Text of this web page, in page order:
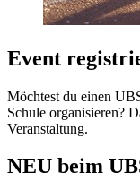
Event
Möchtest du einen
Schule organisieren?
Veranstaltung.
NEU beim